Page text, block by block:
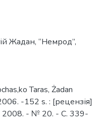
Жадан, “Немрод”,
Taras, Żadan
-152 s. : [рецензія]
2008. - № 20. - С. 339-